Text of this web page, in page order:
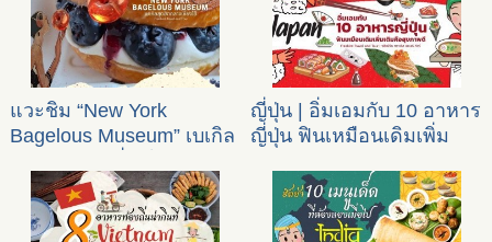
แวะชิม “New York
Bagelous Museum” เบเกิล
ญี่ปุ่น | อิ่มเอมกับ 10 อาหาร
ญี่ปุ่น ฟินเหมือนเดิมเพิ่ม